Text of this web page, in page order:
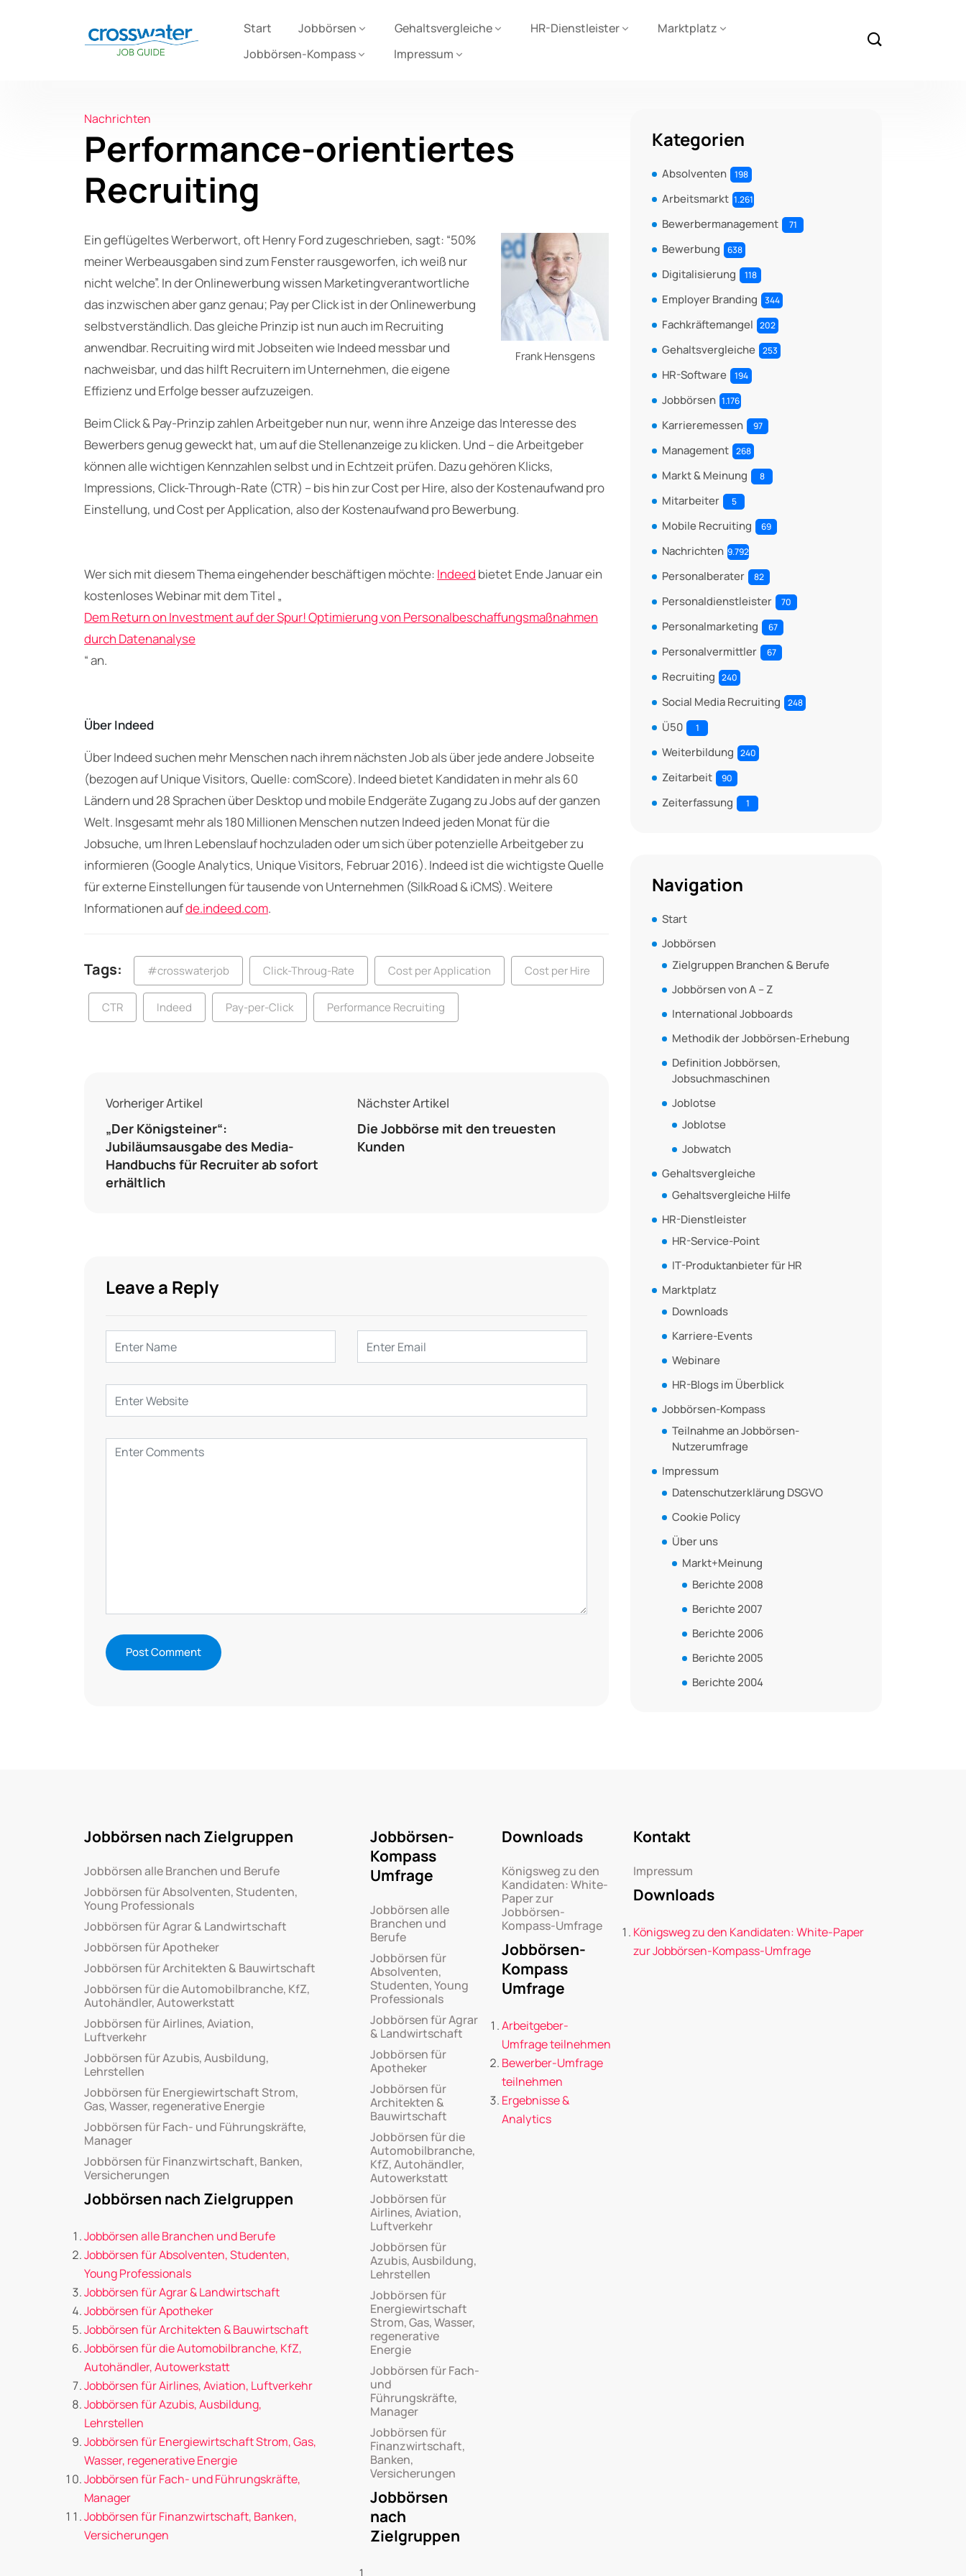
Start Jobbörsen Gehaltsvergleiche HR-Dienstleister
Marktplatz
Jobbörsen-Kompass
Impressum
Nachrichten
Performance-orientiertes
Recruiting
Frank Hensgens
Ein geflügeltes Werberwort, oft Henry Ford zugeschrieben, sagt: “50%
meiner Werbeausgaben sind zum Fenster rausgeworfen, ich weiß nur
nicht welche”. In der Onlinewerbung wissen Marketingverantwortliche
das inzwischen aber ganz genau; Pay per Click ist in der Onlinewerbung
selbstverständlich. Das gleiche Prinzip ist nun auch im Recruiting
anwendbar. Recruiting wird mit Jobseiten wie Indeed messbar und
nachweisbar, und das hilft Recruitern im Unternehmen, die eigene
Effizienz und Erfolge besser aufzuzeigen.
Beim Click & Pay-Prinzip zahlen Arbeitgeber nun nur, wenn ihre Anzeige das Interesse des
Bewerbers genug geweckt hat, um auf die Stellenanzeige zu klicken. Und – die Arbeitgeber
können alle wichtigen Kennzahlen selbst und in Echtzeit prüfen. Dazu gehören Klicks,
Impressions, Click-Through-Rate (CTR) – bis hin zur Cost per Hire, also der Kostenaufwand pro
Einstellung, und Cost per Application, also der Kostenaufwand pro Bewerbung.
Wer sich mit diesem Thema eingehender beschäftigen möchte: Indeed bietet Ende Januar ein
kostenloses Webinar mit dem Titel „
Dem Return on Investment auf der Spur! Optimierung von Personalbeschaffungsmaßnahmen
durch Datenanalyse
“ an.
Über Indeed
Über Indeed suchen mehr Menschen nach ihrem nächsten Job als über jede andere Jobseite
(bezogen auf Unique Visitors, Quelle: comScore). Indeed bietet Kandidaten in mehr als 60
Ländern und 28 Sprachen über Desktop und mobile Endgeräte Zugang zu Jobs auf der ganzen
Welt. Insgesamt mehr als 180 Millionen Menschen nutzen Indeed jeden Monat für die
Jobsuche, um Ihren Lebenslauf hochzuladen oder um sich über potenzielle Arbeitgeber zu
informieren (Google Analytics, Unique Visitors, Februar 2016). Indeed ist die wichtigste Quelle
für externe Einstellungen für tausende von Unternehmen (SilkRoad & iCMS). Weitere
Informationen aufde.indeed.com.
Tags: #crosswaterjob Click-Throug-Rate Cost per Application Cost per Hire
CTR Indeed Pay-per-Click Performance Recruiting
Vorheriger Artikel
„Der Königsteiner“:
Jubiläumsausgabe des Media-
Handbuchs für Recruiter ab sofort
erhältlich
Nächster Artikel
Die Jobbörse mit den treuesten
Kunden
Leave a Reply
Kategorien
Absolventen 198
Arbeitsmarkt 1.261
Bewerbermanagement 71
Bewerbung 638
Digitalisierung 118
Employer Branding 344
Fachkräftemangel 202
Gehaltsvergleiche 253
HR-Software 194
Jobbörsen 1.176
Karrieremessen 97
Management 268
Markt & Meinung 8
Mitarbeiter 5
Mobile Recruiting 69
Nachrichten 9.792
Personalberater 82
Personaldienstleister 70
Personalmarketing 67
Personalvermittler 67
Recruiting 240
Social Media Recruiting 248
Ü50 1
Weiterbildung 240
Zeitarbeit 90
Zeiterfassung 1
Navigation
Start
Jobbörsen
Zielgruppen Branchen & Berufe
Jobbörsen von A – Z
International Jobboards
Methodik der Jobbörsen-Erhebung
Definition Jobbörsen,
Jobsuchmaschinen
Joblotse
Joblotse
Jobwatch
Gehaltsvergleiche
Gehaltsvergleiche Hilfe
HR-Dienstleister
HR-Service-Point
IT-Produktanbieter für HR
Marktplatz
Downloads
Karriere-Events
Webinare
HR-Blogs im Überblick
Jobbörsen-Kompass
Teilnahme an Jobbörsen-
Nutzerumfrage
Impressum
Datenschutzerklärung DSGVO
Cookie Policy
Über uns
Markt+Meinung
Berichte 2008
Berichte 2007
Berichte 2006
Berichte 2005
Berichte 2004
Jobbörsen nach Zielgruppen
Jobbörsen alle Branchen und Berufe
Jobbörsen für Absolventen, Studenten,
Young Professionals
Jobbörsen für Agrar & Landwirtschaft
Jobbörsen für Apotheker
Jobbörsen für Architekten & Bauwirtschaft
Jobbörsen für die Automobilbranche, KfZ,
Autohändler, Autowerkstatt
Jobbörsen für Airlines, Aviation,
Luftverkehr
Jobbörsen für Azubis, Ausbildung,
Lehrstellen
Jobbörsen für Energiewirtschaft Strom,
Gas, Wasser, regenerative Energie
Jobbörsen für Fach- und Führungskräfte,
Manager
Jobbörsen für Finanzwirtschaft, Banken,
Versicherungen
Jobbörsen nach Zielgruppen
Jobbörsen alle Branchen und Berufe
Jobbörsen für Absolventen, Studenten,
Young Professionals
Jobbörsen für Agrar & Landwirtschaft
Jobbörsen für Apotheker
Jobbörsen für Architekten & Bauwirtschaft
Jobbörsen für die Automobilbranche, KfZ,
Autohändler, Autowerkstatt
Jobbörsen für Airlines, Aviation, Luftverkehr
Jobbörsen für Azubis, Ausbildung,
Lehrstellen
Jobbörsen für Energiewirtschaft Strom, Gas,
Wasser, regenerative Energie
Jobbörsen für Fach- und Führungskräfte,
Manager
Jobbörsen für Finanzwirtschaft, Banken,
Versicherungen
Jobbörsen-
Kompass
Umfrage
Jobbörsen alle
Branchen und
Berufe
Jobbörsen für
Absolventen,
Studenten, Young
Professionals
Jobbörsen für Agrar
& Landwirtschaft
Jobbörsen für
Apotheker
Jobbörsen für
Architekten &
Bauwirtschaft
Jobbörsen für die
Automobilbranche,
KfZ, Autohändler,
Autowerkstatt
Jobbörsen für
Airlines, Aviation,
Luftverkehr
Jobbörsen für
Azubis, Ausbildung,
Lehrstellen
Jobbörsen für
Energiewirtschaft
Strom, Gas, Wasser,
regenerative
Energie
Jobbörsen für Fach-
und
Führungskräfte,
Manager
Jobbörsen für
Finanzwirtschaft,
Banken,
Versicherungen
Jobbörsen
nach
Zielgruppen
Downloads
Königsweg zu den
Kandidaten: White-
Paper zur
Jobbörsen-
Kompass-Umfrage
Jobbörsen-
Kompass
Umfrage
Arbeitgeber-
Umfrage teilnehmen
Bewerber-Umfrage
teilnehmen
Ergebnisse &
Analytics
Kontakt
Impressum
Downloads
Königsweg zu den Kandidaten: White-Paper
zur Jobbörsen-Kompass-Umfrage